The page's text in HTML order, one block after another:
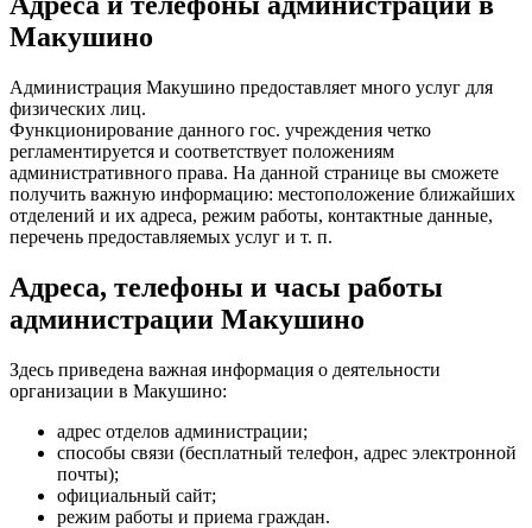
Макушино
Администрация Макушино предоставляет много услуг для
физических лиц.
Функционирование данного гос. учреждения четко
регламентируется и соответствует положениям
административного права. На данной странице вы сможете
получить важную информацию: местоположение ближайших
отделений и их адреса, режим работы, контактные данные,
перечень предоставляемых услуг и т. п.
Адреса, телефоны и часы работы
администрации Макушино
Здесь приведена важная информация о деятельности
организации в Макушино:
адрес отделов администрации;
способы связи (бесплатный телефон, адрес электронной
почты);
официальный сайт;
режим работы и приема граждан.